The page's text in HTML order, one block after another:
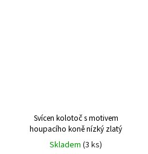
Svícen kolotoč s motivem
houpacího koně nízký zlatý
Skladem (3 ks)